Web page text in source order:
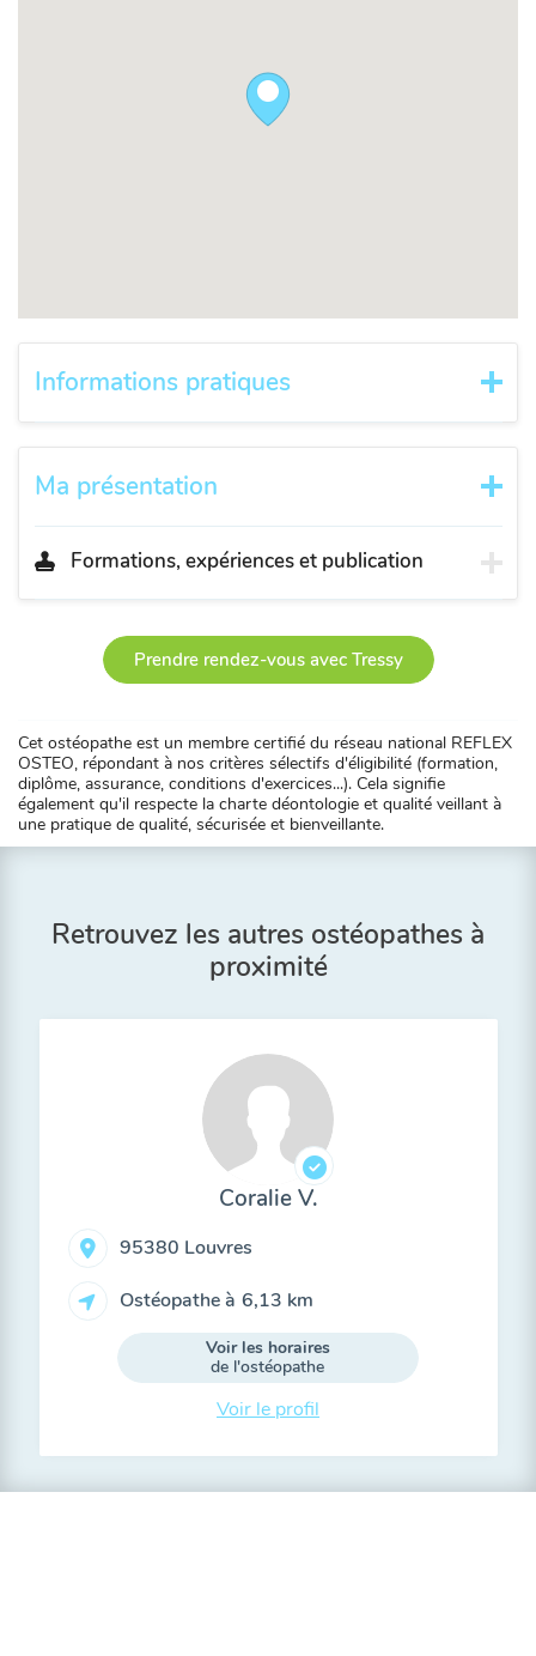
Informations pratiques
Ma présentation
Formations, expériences et publication
Prendre rendez-vous avec Tressy
Cet ostéopathe est un membre certifié du réseau national REFLEX
OSTEO, répondant à nos critères sélectifs d'éligibilité (formation,
diplôme, assurance, conditions d'exercices...). Cela signifie
également qu'il respecte la charte déontologie et qualité veillant à
une pratique de qualité, sécurisée et bienveillante.
Retrouvez les autres ostéopathes à
proximité
Coralie V.
95380 Louvres
Ostéopathe à 6,13 km
Voir les horaires
de l'ostéopathe
Voir le profil